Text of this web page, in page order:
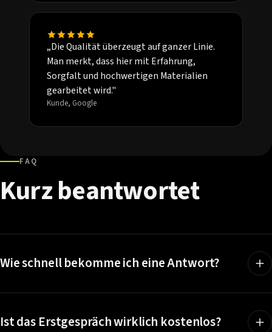
„Die Qualität überzeugt auf ganzer Linie.
Man merkt, dass hier mit Erfahrung,
Sorgfalt und hochwertigen Materialien
gearbeitet wird."
Kunde, Google
FAQ
Kurzbeantwortet
Wie schnell bekomme ich eine Antwort?
Ist das Erstgespräch wirklich kostenlos?